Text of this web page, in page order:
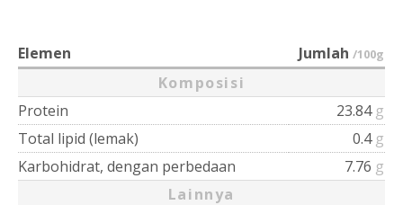
Elemen Jumlah /100g
Komposisi
Protein
23.84 g
Total lipid (lemak)
0.4 g
Karbohidrat, dengan perbedaan
7.76 g
Lainnya